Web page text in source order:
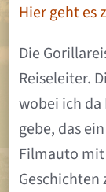
Hier geht es
Die
Reiseleiter.
wobei ich
gebe, das
Filmauto